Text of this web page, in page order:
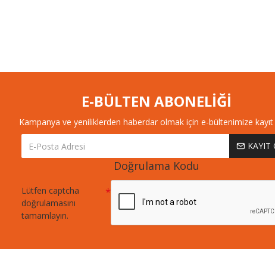
E-BÜLTEN ABONELİĞİ
Kampanya ve yeniliklerden haberdar olmak için e-bültenimize kayıt
KAYIT
Doğrulama Kodu
Lütfen captcha
doğrulamasını
tamamlayın.